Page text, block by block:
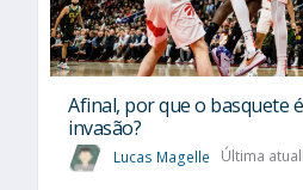
Afinal, por que o basquete
invasão?
Lucas Magelle Última